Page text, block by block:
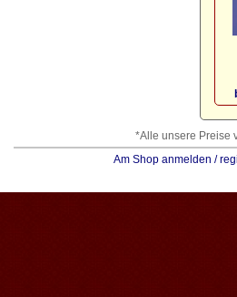
*Alle unsere Preise
Am Shop anmelden /